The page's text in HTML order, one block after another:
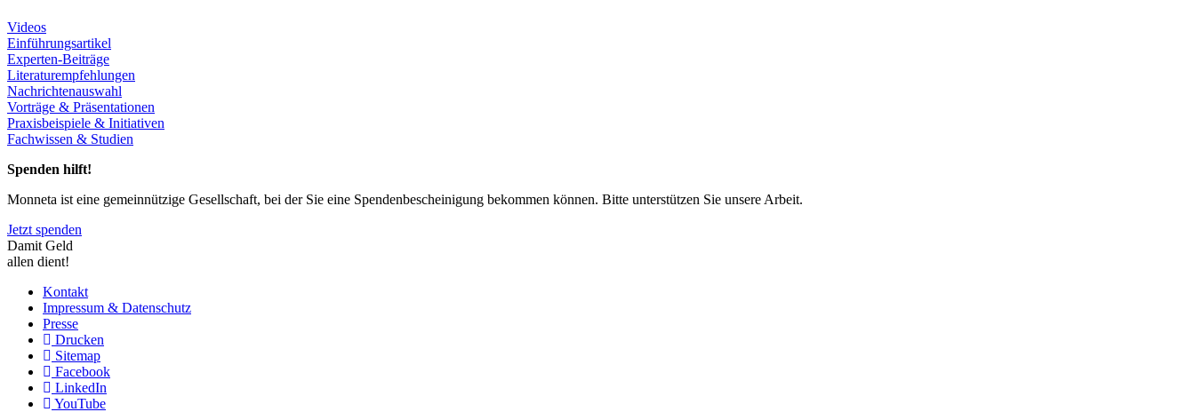
Videos
Einführungsartikel
Experten-Beiträge
Literaturempfehlungen
Nachrichtenauswahl
Vorträge & Präsentationen
Praxisbeispiele & Initiativen
Fachwissen & Studien
Spenden hilft!
Monneta ist eine gemeinnützige Gesellschaft, bei der Sie eine Spendenbescheinigung bekommen können. Bitte unterstützen Sie unsere Arbeit.
Jetzt spenden
Damit Geld
allen dient!
Kontakt
Impressum & Datenschutz
Presse
Drucken
Sitemap
Facebook
LinkedIn
YouTube